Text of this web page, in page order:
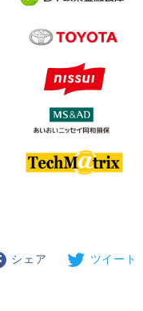
シェア ツイート